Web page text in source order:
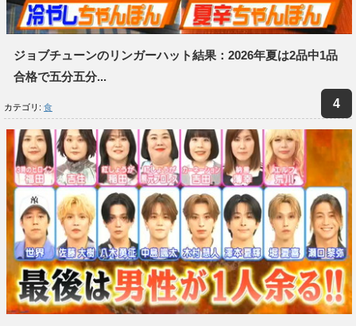
ジョブチューンのリンガーハット結果：2026年夏は2品中1品
合格で五分五分...
カテゴリ: 食